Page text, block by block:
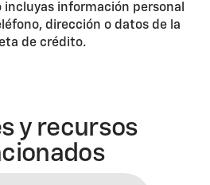
incluyas información personal
dirección o datos de la
de crédito.
y recursos